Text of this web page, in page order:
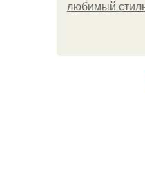
любимый